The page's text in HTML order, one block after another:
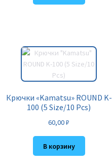
Крючки «Kamatsu» ROUND K-
100 (5 Size/10 Pcs)
60,00₽
В корзину